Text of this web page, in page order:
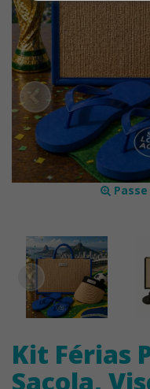
Kit Férias
Sacola,